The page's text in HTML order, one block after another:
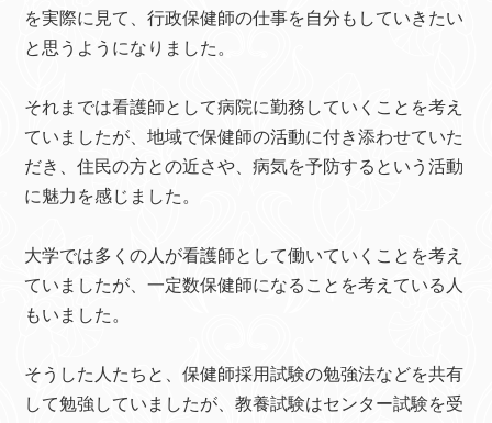
を実際に見て、行政保健師の仕事を自分もしていきたい
と思うようになりました。
それまでは看護師として病院に勤務していくことを考え
ていましたが、地域で保健師の活動に付き添わせていた
だき、住民の方との近さや、病気を予防するという活動
に魅力を感じました。
大学では多くの人が看護師として働いていくことを考え
ていましたが、一定数保健師になることを考えている人
もいました。
そうした人たちと、保健師採用試験の勉強法などを共有
して勉強していましたが、教養試験はセンター試験を受